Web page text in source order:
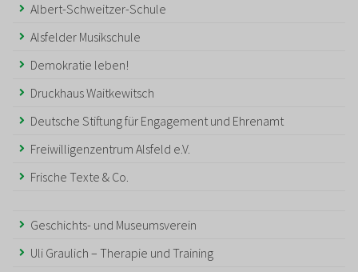
Albert-Schweitzer-Schule
Alsfelder Musikschule
Demokratie leben!
Druckhaus Waitkewitsch
Deutsche Stiftung für Engagement und Ehrenamt
Freiwilligenzentrum Alsfeld e.V.
Frische Texte & Co.
Geschichts- und Museumsverein
Uli Graulich – Therapie und Training